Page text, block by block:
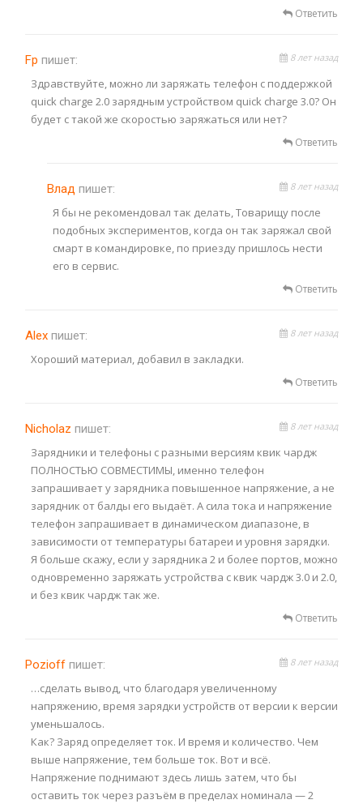
Ответить
Fp пишет: 8 лет назад
Здравствуйте, можно ли заряжать телефон с поддержкой
quick charge 2.0 зарядным устройством quick charge 3.0? Он
будет с такой же скоростью заряжаться или нет?
Ответить
Владпишет: 8 лет назад
Я бы не рекомендовал так делать, Товарищу после
подобных экспериментов, когда он так заряжал свой
смарт в командировке, по приезду пришлось нести
его в сервис.
Ответить
Alex пишет: 8 лет назад
Хороший материал, добавил в закладки.
Ответить
Nicholaz пишет: 8 лет назад
Зарядники и телефоны с разными версиям квик чардж
ПОЛНОСТЬЮ СОВМЕСТИМЫ, именно телефон
запрашивает у зарядника повышенное напряжение, а не
зарядник от балды его выдаёт. А сила тока и напряжение
телефон запрашивает в динамическом диапазоне, в
зависимости от температуры батареи и уровня зарядки.
Я больше скажу, если у зарядника 2 и более портов, можно
одновременно заряжать устройства с квик чардж 3.0 и 2.0,
и без квик чардж так же.
Ответить
Pozioff пишет: 8 лет назад
…сделать вывод, что благодаря увеличенному
напряжению, время зарядки устройств от версии к версии
уменьшалось.
Как? Заряд определяет ток. И время и количество. Чем
выше напряжение, тем больше ток. Вот и всё.
Напряжение поднимают здесь лишь затем, что бы
оставить ток через разъём в пределах номинала — 2